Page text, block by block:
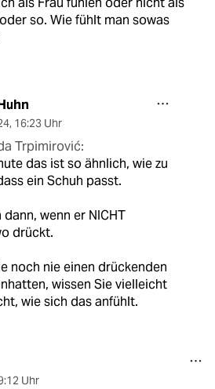
so. Wie fühlt man sowas
, 16:23 Uhr
Trpimirović:
das ist so ähnlich, wie zu
ein Schuh passt.
dann, wenn er NICHT
drückt.
noch nie einen drückenden
wissen Sie vielleicht
wie sich das anfühlt.
Uhr